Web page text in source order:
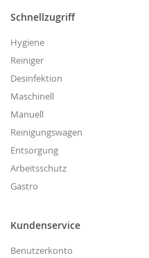
Schnellzugriff
Hygiene
Reiniger
Desinfektion
Maschinell
Manuell
Reinigungswagen
Entsorgung
Arbeitsschutz
Gastro
Kundenservice
Benutzerkonto